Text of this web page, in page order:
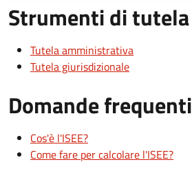
Strumenti di tutela
Tutela amministrativa
Tutela giurisdizionale
Domande frequenti
Cos'è l'ISEE?
Come fare per calcolare l'ISEE?